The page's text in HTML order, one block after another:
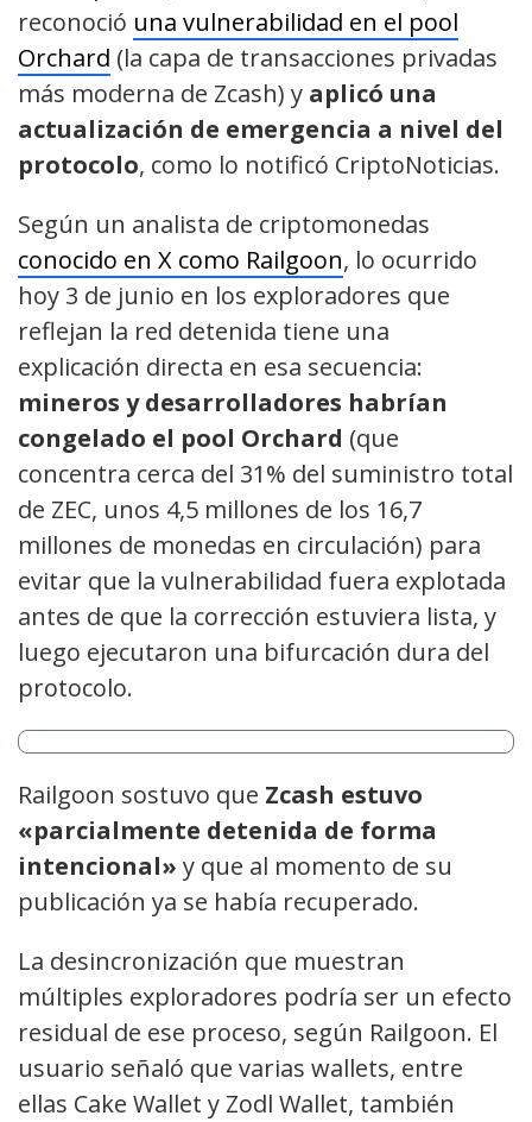
reconoció una vulnerabilidad en el pool
Orchard (la capa de transacciones privadas
más moderna de Zcash) y aplicó una
actualización de emergencia a nivel del
protocolo, como lo notificó CriptoNoticias.
Según un analista de criptomonedas
conocido en X como Railgoon, lo ocurrido
hoy 3 de junio en los exploradores que
reflejan la red detenida tiene una
explicación directa en esa secuencia:
mineros y desarrolladores habrían
congelado el pool Orchard (que
concentra cerca del 31% del suministro total
de ZEC, unos 4,5 millones de los 16,7
millones de monedas en circulación) para
evitar que la vulnerabilidad fuera explotada
antes de que la corrección estuviera lista, y
luego ejecutaron una bifurcación dura del
protocolo.
Railgoon sostuvo que Zcash estuvo
«parcialmente detenida de forma
intencional» y que al momento de su
publicación ya se había recuperado.
La desincronización que muestran
múltiples exploradores podría ser un efecto
residual de ese proceso, según Railgoon. El
usuario señaló que varias wallets, entre
ellas Cake Wallet y Zodl Wallet, también